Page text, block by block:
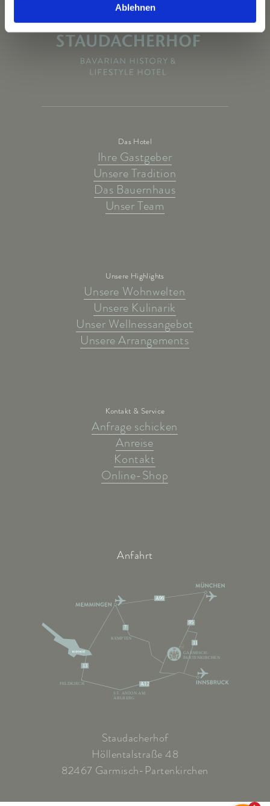
Ablehnen
Das Hotel
Ihre Gastgeber
Unsere Tradition
Das Bauernhaus
Unser Team
Unsere Highlights
Unsere Wohnwelten
Unsere Kulinarik
Unser Wellnessangebot
Unsere Arrangements
Kontakt & Service
Anfrage schicken
Anreise
Kontakt
Online-Shop
Anfahrt
A96
95
11
7
A12
13
KEMPTEN
ST. ANTON AM
ARLBERG
FELDKIRCH
GARMISCH-
PARTENKIRCHEN
Staudacherhof
Höllentalstraße 48
82467 Garmisch-Partenkirchen